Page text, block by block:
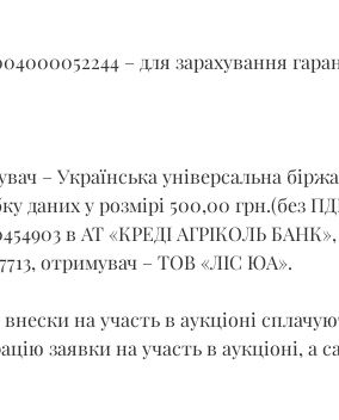
– для зарахування
– Українська універсальна біржа
даних у розмірі 500,00 грн.(без
в АТ «КРЕДІ АГРІКОЛЬ
отримувач – ТОВ «ЛІС ЮА».
на участь в аукціоні
заявки на участь в аукціоні, а